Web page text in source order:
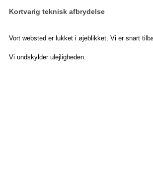
Kortvarig teknisk afbrydelse
Vort websted er lukket i øjeblikket. Vi er snart
Vi undskylder ulejligheden.